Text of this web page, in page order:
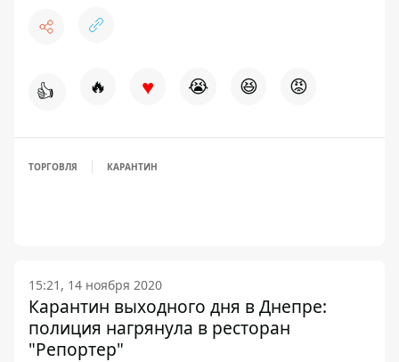
👍 🔥 ♥ 😭 😆 😡
ТОРГОВЛЯ КАРАНТИН
15:21, 14 ноября 2020
Карантин выходного дня в Днепре:
полиция нагрянула в ресторан
"Репортер"